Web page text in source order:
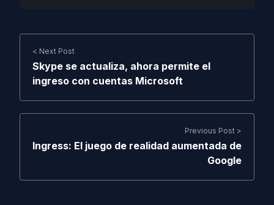
< Next Post
Skype se actualiza, ahora permite el
ingreso con cuentas Microsoft
Previous Post >
Ingress: El juego de realidad aumentada de
Google